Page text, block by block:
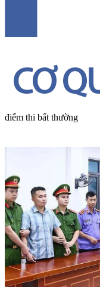
điểm thi bất thường